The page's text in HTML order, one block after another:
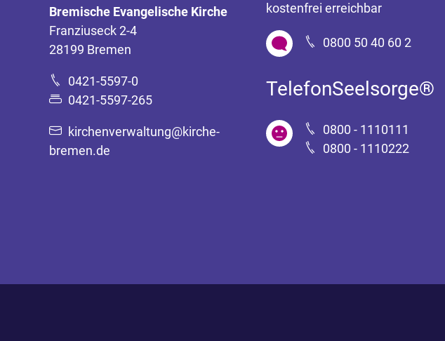
Bremische Evangelische Kirche
Franziuseck 2-4
28199 Bremen
0421-5597-0
0421-5597-265
kirchenverwaltung@kirche-
bremen.de
kostenfrei erreichbar
0800 50 40 60 2
TelefonSeelsorge®
0800 - 1110111
0800 - 1110222